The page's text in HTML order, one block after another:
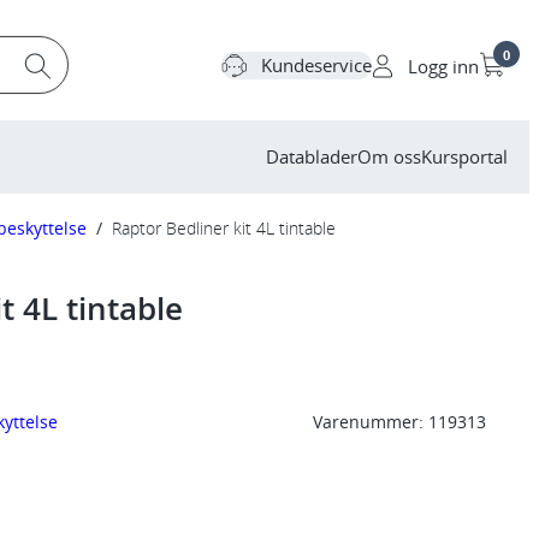
Kundeservice Logg inn 0
DatabladerOm ossKursportal
/ Raptor Bedliner kit 4L tintable
4L tintable
Varenummer: 119313